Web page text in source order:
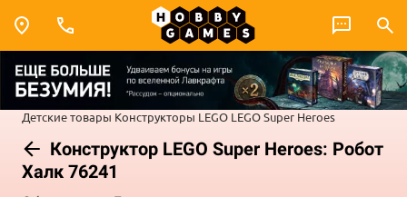
Детские товары Конструкторы LEGO LEGO Super Heroes
Конструктор LEGO Super Heroes: Робот
Халк 76241